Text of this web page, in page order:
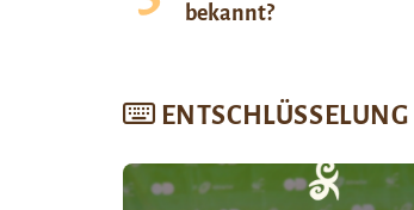
bekannt?
ENTSCHLÜSSELUNG